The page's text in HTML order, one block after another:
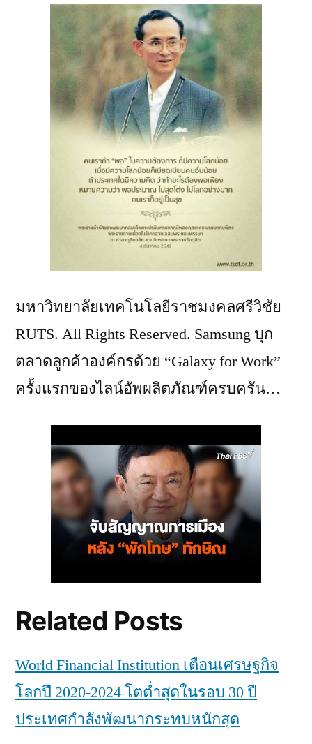
มหาวิทยาลัยเทคโนโลยีราชมงคลศรีวิชัย
RUTS. All Rights Reserved. Samsung บุก
ตลาดลูกค้าองค์กรด้วย “Galaxy for Work”
ครั้งแรกของไลน์อัพผลิตภัณฑ์ครบครัน…
Related Posts
World Financial Institution เตือนเศรษฐกิจ
โลกปี 2020-2024 โตต่ำสุดในรอบ 30 ปี
ประเทศกำลังพัฒนากระทบหนักสุด